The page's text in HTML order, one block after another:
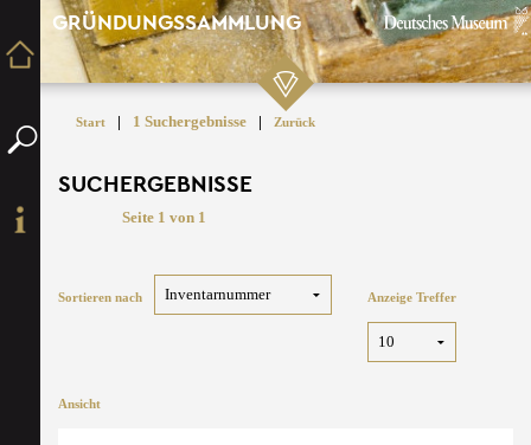
GRÜNDUNGSSAMMLUNG
Start | 1 Suchergebnisse | Zurück
SUCHERGEBNISSE
Seite 1 von 1
Sortieren nach Anzeige Treffer
Ansicht